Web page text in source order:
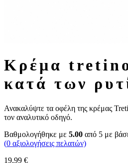
κρέμα tretinoin 0.05 20g, tretiheal, healing pharma, κατά της ακμής,
κατά των
Ανακαλύψτε τα οφέλη της κρέμας
τον αναλυτικό οδηγό.
Βαθμολογήθηκε με 5.00 από 5 με
(0 αξιολογήσεις πελατών)
19,99 €